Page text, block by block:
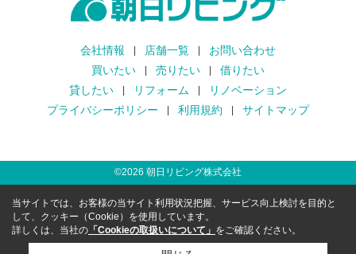
会社情報 店舗一覧
お問い合わせ
買いたい
売りたい
借りたい
貸したい
リフォーム
リノベーション
プライバシーポリシー
利用規約 サイトマップ
©2026 朝日リビング株式会社
当サイトでは、お客様の当サイト利用状況把握、サービス向上検討を目的と
して、クッキー（Cookie）を使用しています。
詳しくは、当社の 「Cookieの取扱いについて」 をご確認ください。